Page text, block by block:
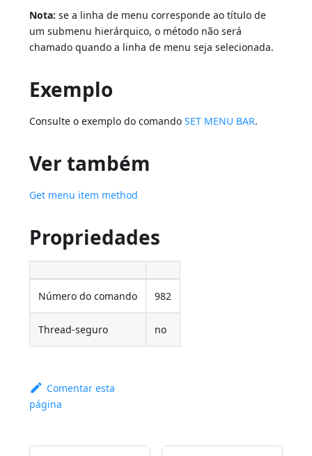
Nota: se a linha de menu corresponde ao título de
um submenu hierárquico, o método não será
chamado quando a linha de menu seja selecionada.
Exemplo
Consulte o exemplo do comandoSET MENU BAR.
Ver também
Get menu item method
Propriedades
Número do comando 982
Thread-seguro no
Comentar esta
página